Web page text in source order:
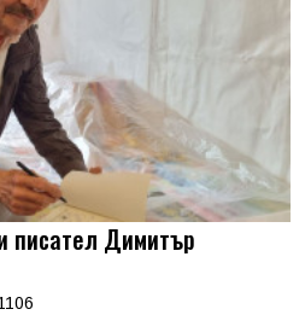
писател Димитър